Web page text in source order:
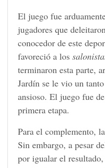
El juego fue
jugadores que
conocedor de este
favoreció a los
terminaron esta parte,
Jardín se le vio un
ansioso. El juego fue
primera etapa.
Para el complemento,
Sin embargo, a pesar
por igualar el